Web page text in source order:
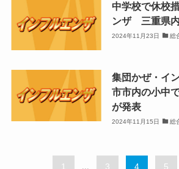
中学校で休校
ンザ 三重県
2024年11月23日 総
集団かぜ・イ
市市内の小中
が発表
2024年11月15日 総
1 3 4 5